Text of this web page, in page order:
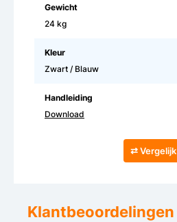
Gewicht
24 kg
Kleur
Zwart / Blauw
Handleiding
Download
⇄ Vergelijk
Klantbeoordelingen